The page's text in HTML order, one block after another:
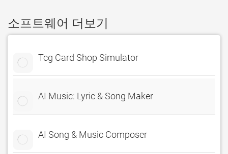
소프트웨어 더보기
Tcg Card Shop Simulator
AI Music: Lyric & Song Maker
AI Song & Music Composer